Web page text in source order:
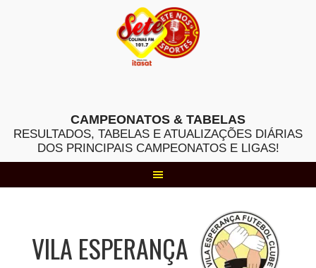
CAMPEONATOS & TABELAS
RESULTADOS, TABELAS E ATUALIZAÇÕES DIÁRIAS
DOS PRINCIPAIS CAMPEONATOS E LIGAS!
VILA ESPERANÇA